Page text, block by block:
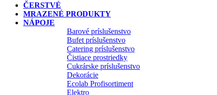
ČERSTVÉ
MRAZENÉ PRODUKTY
NÁPOJE
Barové príslušenstvo
Bufet príslušenstvo
Catering príslušenstvo
Čistiace prostriedky
Cukrárske príslušenstvo
Dekorácie
Ecolab Profisortiment
Elektro